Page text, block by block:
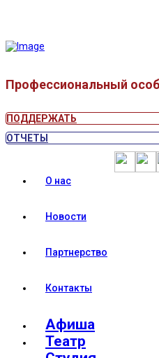
Профессиональный
ПОДДЕРЖАТЬ
ОТЧЕТЫ
О нас
Новости
Партнерство
Контакты
Афиша
Театр